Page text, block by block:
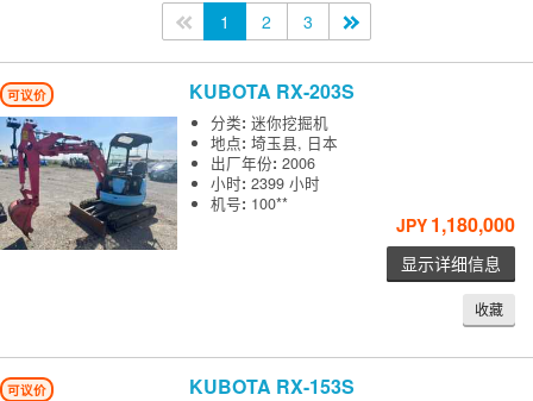
<<1 2 3
可议价 KUBOTA RX-203S
分类:迷你挖掘机
地点:埼玉县, 日本
出厂年份:2006
小时:2399 小时
机号: 100**
JPY 1,180,000
显示详细信息
收藏
可议价 KUBOTA RX-153S